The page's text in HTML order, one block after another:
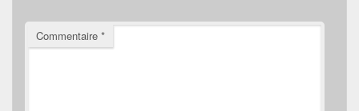
Commentaire *